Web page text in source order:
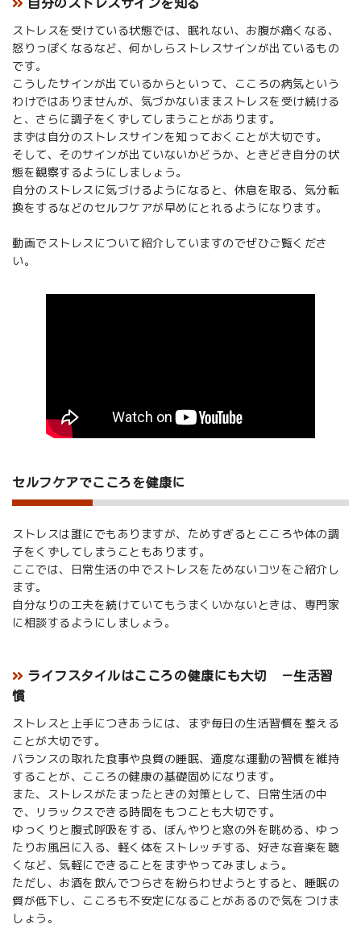
自分のストレスサインを知る
ストレスを受けている状態では、眠れない、お腹が痛くなる、
怒りっぽくなるなど、何かしらストレスサインが出ているもの
です。
こうしたサインが出ているからといって、こころの病気という
わけではありませんが、気づかないままストレスを受け続ける
と、さらに調子をくずしてしまうことがあります。
まずは自分のストレスサインを知っておくことが大切です。
そして、そのサインが出ていないかどうか、ときどき自分の状
態を観察するようにしましょう。
自分のストレスに気づけるようになると、休息を取る、気分転
換をするなどのセルフケアが早めにとれるようになります。
動画でストレスについて紹介していますのでぜひご覧くださ
い。
セルフケアでこころを健康に
ストレスは誰にでもありますが、ためすぎるとこころや体の調
子をくずしてしまうこともあります。
ここでは、日常生活の中でストレスをためないコツをご紹介し
ます。
自分なりの工夫を続けていてもうまくいかないときは、専門家
に相談するようにしましょう。
ライフスタイルはこころの健康にも大切 －生活習
慣
ストレスと上手につきあうには、まず毎日の生活習慣を整える
ことが大切です。
バランスの取れた食事や良質の睡眠、適度な運動の習慣を維持
することが、こころの健康の基礎固めになります。
また、ストレスがたまったときの対策として、日常生活の中
で、リラックスできる時間をもつことも大切です。
ゆっくりと腹式呼吸をする、ぼんやりと窓の外を眺める、ゆっ
たりお風呂に入る、軽く体をストレッチする、好きな音楽を聴
くなど、気軽にできることをまずやってみましょう。
ただし、お酒を飲んでつらさを紛らわせようとすると、睡眠の
質が低下し、こころも不安定になることがあるので気をつけま
しょう。